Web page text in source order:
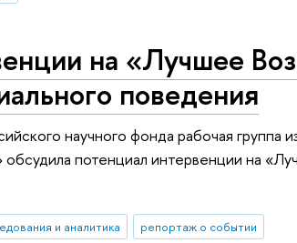
на «Лучшее
поведения
научного фонда рабочая группа
обсудила потенциал интервенции на
и аналитика репортаж о событии